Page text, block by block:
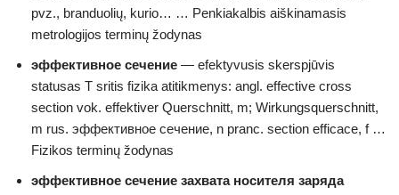
pvz., branduolių, kurio… … Penkiakalbis aiškinamasis
metrologijos terminų žodynas
эффективное сечение — efektyvusis skerspjūvis
statusas T sritis fizika atitikmenys: angl. effective cross
section vok. effektiver Querschnitt, m; Wirkungsquerschnitt,
m rus. эффективное сечение, n pranc. section efficace, f …
Fizikos terminų žodynas
эффективное сечение захвата носителя заряда